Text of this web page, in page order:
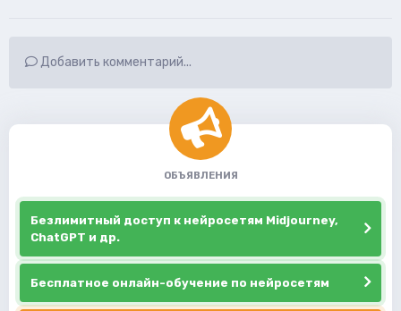
Добавить комментарий...
ОБЪЯВЛЕНИЯ
Безлимитный доступ к нейросетям Midjourney,
ChatGPT и др.
Бесплатное онлайн-обучение по нейросетям